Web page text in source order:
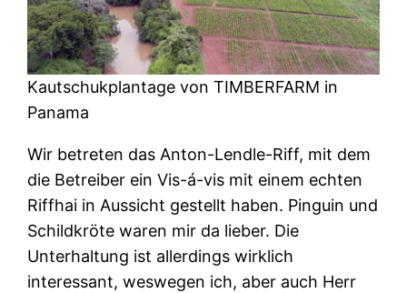
Kautschukplantage von TIMBERFARM in
Panama
Wir betreten das Anton-Lendle-Riff, mit dem
die Betreiber ein Vis-á-vis mit einem echten
Riffhai in Aussicht gestellt haben. Pinguin und
Schildkröte waren mir da lieber. Die
Unterhaltung ist allerdings wirklich
interessant, weswegen ich, aber auch Herr